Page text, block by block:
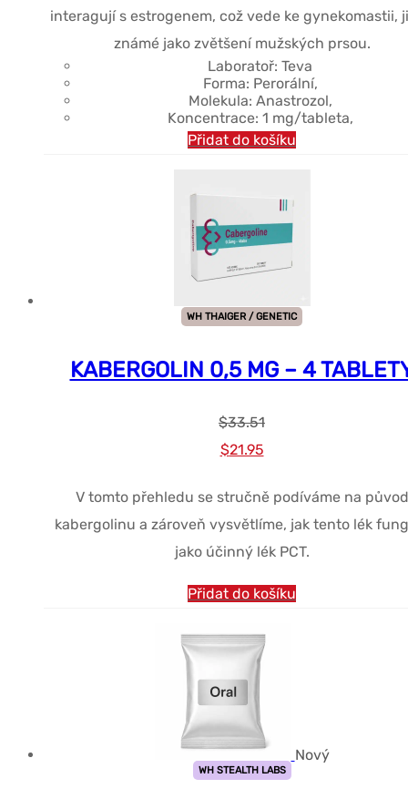
$33.51.$21.95.
interagují s estrogenem, což vede ke gynekomastii,
známé jako zvětšení mužských prsou.
Laboratoř: Teva
Forma: Perorální,
Molekula: Anastrozol,
Koncentrace: 1 mg/tableta,
Přidat do košíku
WH THAIGER / GENETIC
KABERGOLIN 0,5 MG – 4
$33.51
Původní
byla:
$33.51.
$21.95Současná
je:
$21.95.
V tomto přehledu se stručně podíváme na původ
kabergolinu a zároveň vysvětlíme, jak tento lék
jako účinný lék PCT.
Přidat do košíku
Nový
WH STEALTH LABS